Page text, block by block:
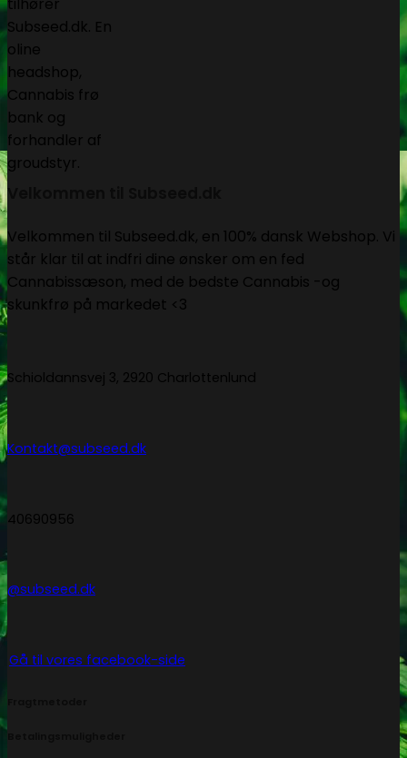
Velkommen til Subseed.dk, en 100% dansk Webshop. Vi
står klar til at indfri dine ønsker om en fed
Cannabissæson, med de bedste Cannabis -og
skunkfrø på markedet <3
Schioldannsvej 3, 2920 Charlottenlund
Kontakt@subseed.dk
40690956
@subseed.dk
Gå til vores facebook-side